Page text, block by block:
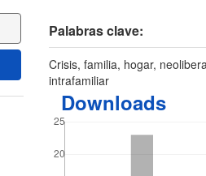
Palabras clave:
Crisis, familia, hogar,
intrafamiliar
Downloads